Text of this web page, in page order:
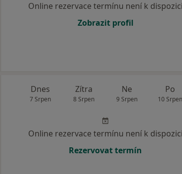
Online rezervace termínu není k dispozici
Zobrazit profil
Dnes
7 Srpen
Zítra
8 Srpen
Ne
9 Srpen
Po
10 Srpen
Online rezervace termínu není k dispozici
Rezervovat termín